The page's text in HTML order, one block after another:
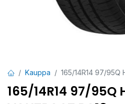
Kauppa 165/14R14 97/95Q
165/14R14 97/95Q